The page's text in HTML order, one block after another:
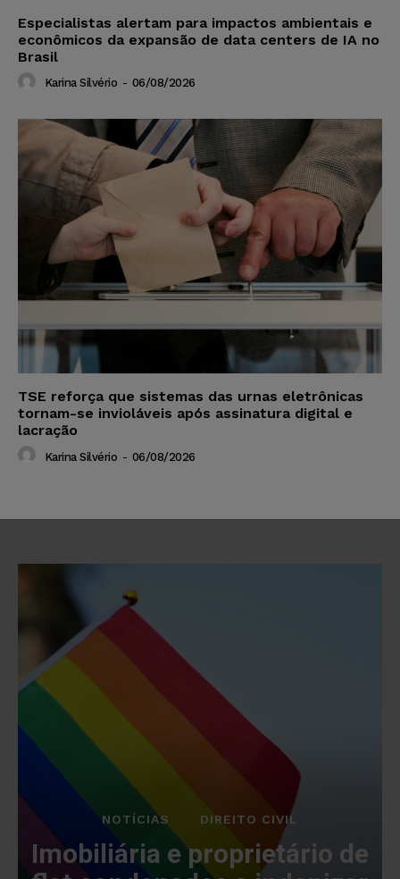
Especialistas alertam para impactos ambientais e
econômicos da expansão de data centers de IA no
Brasil
Karina Silvério - 06/08/2026
TSE reforça que sistemas das urnas eletrônicas
tornam-se invioláveis após assinatura digital e
lacração
Karina Silvério - 06/08/2026